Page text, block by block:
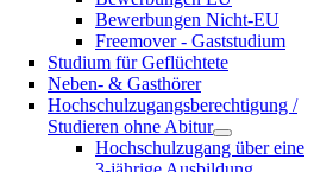
Bewerbungen Nicht-EU
Freemover - Gaststudium
Studium für Geflüchtete
Neben- & Gasthörer
Hochschulzugangsberechtigung /
Studieren ohne Abitur
Hochschulzugang über eine